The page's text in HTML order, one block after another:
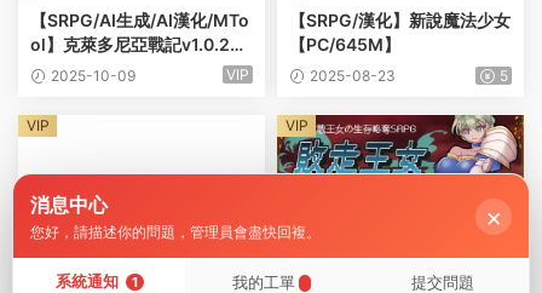
【SRPG/AI生成/AI漢化/MTo
ol】克萊多尼亞戰記v1.0.2
【電腦/990M】
2025-10-09 VIP
【SRPG/漢化】新說魔法少女
【PC/645M】
2025-08-23 5
PC遊戲
VIP
PC遊戲
VIP
消息中心
您好，請描述你的問題，管理員會盡快回複。 ×
系統通知 1 我的工單 提交問題